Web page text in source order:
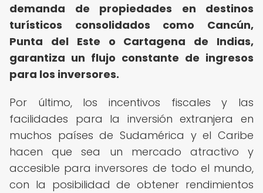
demanda de propiedades en destinos
turísticos consolidados como Cancún,
Punta del Este o Cartagena de Indias,
garantiza un flujo constante de ingresos
para los inversores.
Por último, los incentivos fiscales y las
facilidades para la inversión extranjera en
muchos países de Sudamérica y el Caribe
hacen que sea un mercado atractivo y
accesible para inversores de todo el mundo,
con la posibilidad de obtener rendimientos